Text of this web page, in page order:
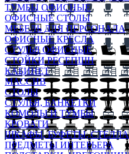
ТУМБЫ ОФИСНЫЕ
ОФИСНЫЕ СТОЛЫ
МЕБЕЛЬ ДЛЯ ПЕРСОНАЛА
ОФИСНЫЕ КРЕСЛА
СТУЛЬЯ ОФИСНЫЕ
СТОЙКИ РЕСЕПШН
КАБИНЕТ
МАССИВ
СТОЛЫ
СТУЛЬЯ, БАНКЕТКИ
КОМОДЫ И ТУМБЫ
КРОВАТИ
ШКАФЫ, БУФЕТЫ,
ПРЕДМЕТЫ ИНТЕРЬЕРА